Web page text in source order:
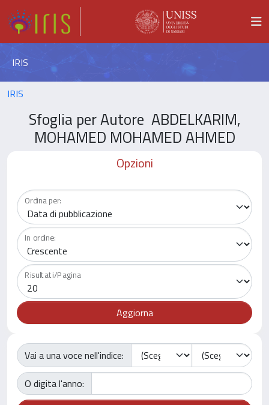
IRIS
IRIS
Sfoglia per Autore ABDELKARIM,
MOHAMED MOHAMED AHMED
Opzioni
Ordina per:
In ordine:
Risultati/Pagina
Vai a una voce nell'indice:
O digita l'anno: